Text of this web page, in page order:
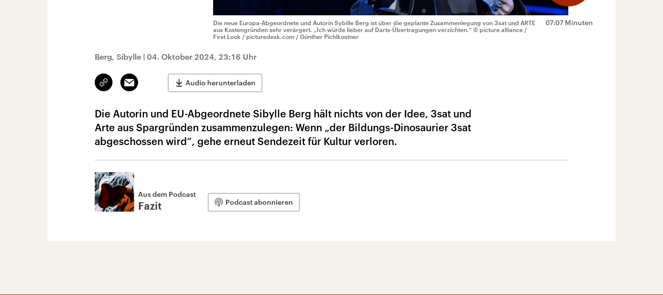
07:07 Minuten
Die neue Europa-Abgeordnete und Autorin Sybille Berg ist über die geplante Zusammenlegung von 3sat und ARTE
aus Kostengründen sehr verärgert. „Ich würde lieber auf Darts-Übertragungen verzichten.“ © picture alliance /
First Look / picturedesk.com / Günther Pichlkostner
Berg, Sibylle | 04. Oktober 2024, 23:16 Uhr
Link
kopieren/teilen
Email Audio herunterladen
Die Autorin und EU-Abgeordnete Sibylle Berg hält nichts von der Idee, 3sat und
Arte aus Spargründen zusammenzulegen: Wenn „der Bildungs-Dinosaurier 3sat
abgeschossen wird“, gehe erneut Sendezeit für Kultur verloren.
Aus dem Podcast
Fazit Podcast abonnieren